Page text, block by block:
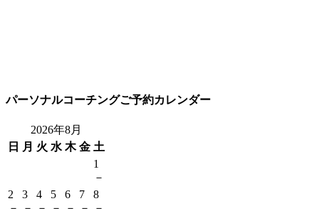
パーソナルコーチングご予約カレンダー
2026年8月
日
月 火 水 木 金 土
1
－
2
－
3
－
4
－
5
－
6
－
7
－
8
－